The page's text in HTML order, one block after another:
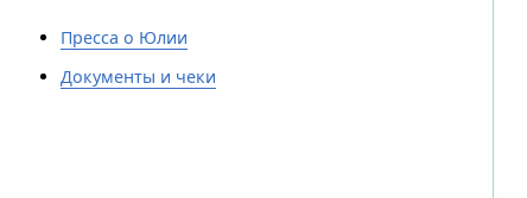
Пресса о Юлии
Документы и чеки